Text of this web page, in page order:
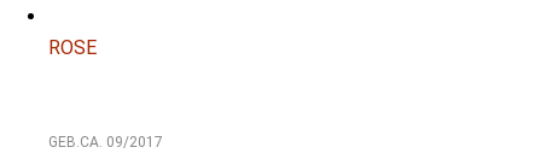
ROSE
GEB.CA. 09/2017